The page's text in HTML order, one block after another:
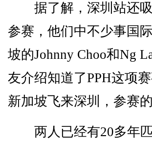
据了解，深圳站还吸
参赛，他们中不少事国
坡的Johnny Choo和Ng
友介绍知道了PPH这项
新加坡飞来深圳，参赛
两人已经有20多年匹